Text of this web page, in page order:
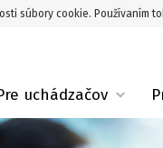
súbory cookie. Používaním
uchádzačov